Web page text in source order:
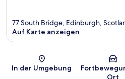
Karte
77 South Bridge, Edinburgh,
Auf Karte anzeigen
In der Umgebung
Ort